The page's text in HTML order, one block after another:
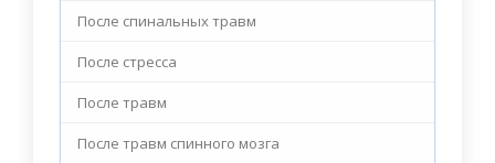
После спинальных травм
После стресса
После травм
После травм спинного мозга